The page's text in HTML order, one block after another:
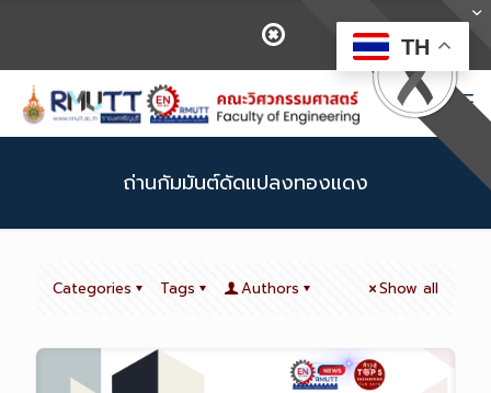
ถ่านกัมมันต์ดัดแปลงทองแดง
Categories Tags Authors Show all
TH